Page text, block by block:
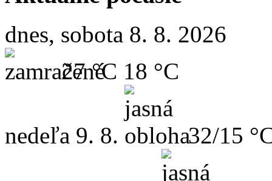
dnes, sobota 8. 8. 2026
27 °C 18 °C
nedeľa 9. 8. 32/15